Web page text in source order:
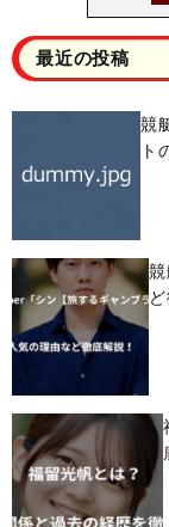
最近の投稿
競
ト